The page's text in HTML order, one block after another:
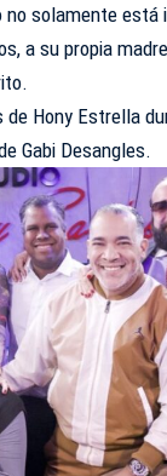
solamente está
a su propia
Hony Estrella
Gabi Desangles.